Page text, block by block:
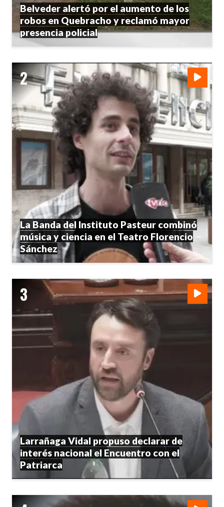
Belveder alertó por el aumento de los
robos en Quebracho y reclamó mayor
presencia policial
La Banda del Instituto Pasteur combinó
música y ciencia en el Teatro Florencio
Sánchez
Larrañaga Vidal propuso declarar de
interés nacional el Encuentro con el
Patriarca